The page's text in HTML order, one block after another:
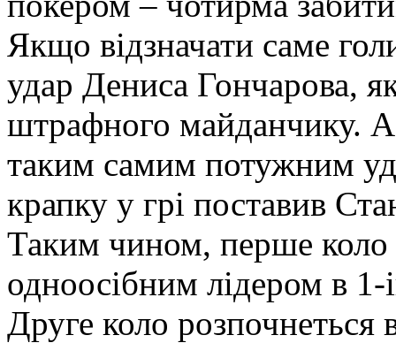
Якщо відзначати саме
удар Дениса Гончарова,
штрафного майданчику. А
таким самим потужним
крапку у грі поставив
Таким чином, перше коло
одноосібним лідером в 1-
Друге коло